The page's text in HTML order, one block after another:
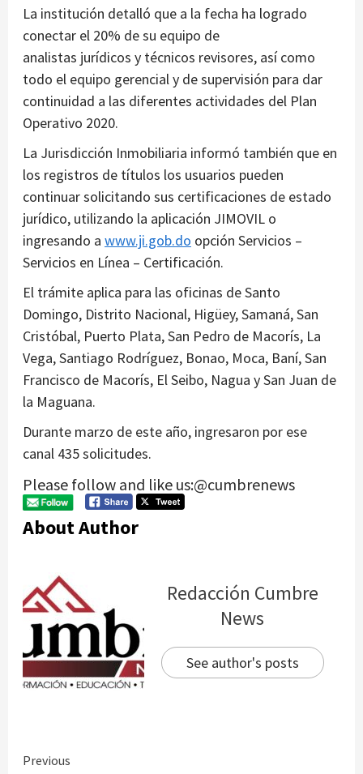
La institución detalló que a la fecha ha logrado
conectar el 20% de su equipo de
analistas jurídicos y técnicos revisores, así como
todo el equipo gerencial y de supervisión para dar
continuidad a las diferentes actividades del Plan
Operativo 2020.
La Jurisdicción Inmobiliaria informó también que en
los registros de títulos los usuarios pueden
continuar solicitando sus certificaciones de estado
jurídico, utilizando la aplicación JIMOVIL o
ingresando a www.ji.gob.do opción Servicios –
Servicios en Línea – Certificación.
El trámite aplica para las oficinas de Santo
Domingo, Distrito Nacional, Higüey, Samaná, San
Cristóbal, Puerto Plata, San Pedro de Macorís, La
Vega, Santiago Rodríguez, Bonao, Moca, Baní, San
Francisco de Macorís, El Seibo, Nagua y San Juan de
la Maguana.
Durante marzo de este año, ingresaron por ese
canal 435 solicitudes.
Please follow and like us:@cumbrenews
About Author
Redacción Cumbre
News
See author's posts
Continue
Previous